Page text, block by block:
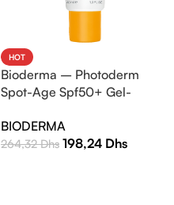
HOT
Bioderma – Photoderm
Spot-Age Spf50+ Gel-
BIODERMA
264,32Dhs 198,24 Dhs